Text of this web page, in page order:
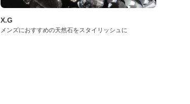
X.G
メンズにおすすめの天然石をスタイリッシュに